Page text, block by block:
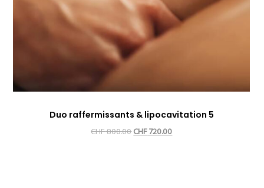
Duo raffermissants & lipocavitation 5
CHF800.00Le
CHF720.00Le